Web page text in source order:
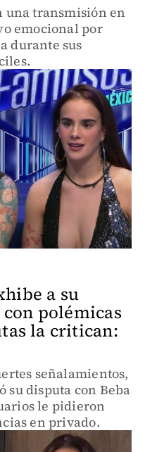
una transmisión en
emocional por
durante sus
a su
polémicas
la critican:
señalamientos,
su disputa con Beba
le pidieron
en privado.